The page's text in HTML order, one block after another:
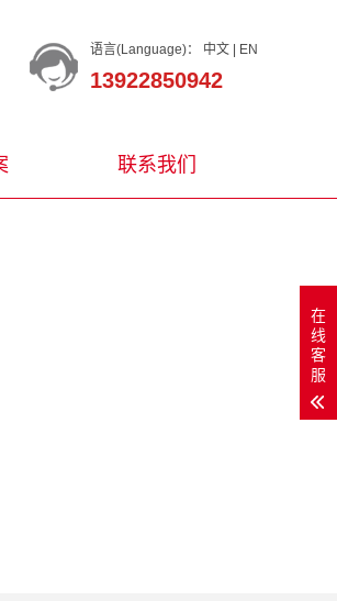
语言(Language)： 中文 EN
13922850942
联系我们
在
线
客
服